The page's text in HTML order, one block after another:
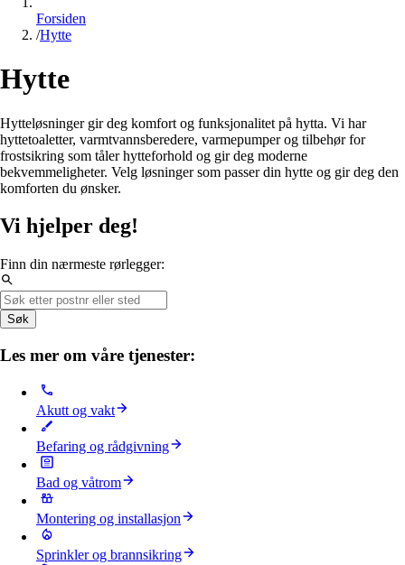
Forsiden
/Hytte
Hytte
Hytteløsninger gir deg komfort og funksjonalitet på hytta. Vi har
hyttetoaletter, varmtvannsberedere, varmepumper og tilbehør for
frostsikring som tåler hytteforhold og gir deg moderne
bekvemmeligheter. Velg løsninger som passer din hytte og gir deg den
komforten du ønsker.
Vi hjelper deg!
Finn din nærmeste rørlegger:
Søk
Les mer om våre tjenester:
Akutt og vakt
Befaring og rådgivning
Bad og våtrom
Montering og installasjon
Sprinkler og brannsikring